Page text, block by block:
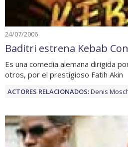
24/07/2006
Baditri estrena Kebab
Es una comedia alemana dirigida
otros, por el prestigioso Fatih Akin
ACTORES RELACIONADOS:Denis